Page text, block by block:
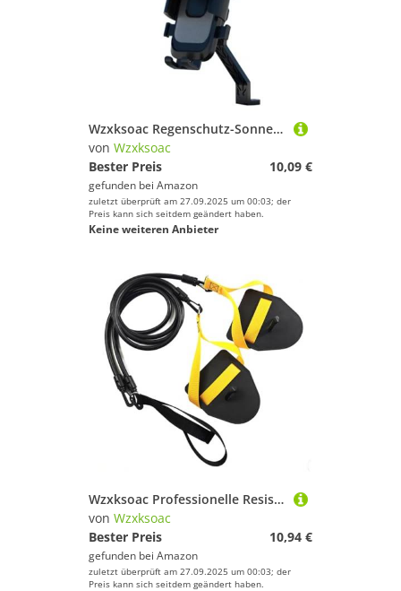
Wzxksoac Regenschutz-Sonnenschutz für Smartphone-Halter 360° Drehung Fahrrad Motorrad Telefon Outdoor Radfahren Navigation Ständer
von Wzxksoac
Bester Preis
10,09 €
gefunden bei Amazon
zuletzt überprüft am 27.09.2025 um 00:03; der
Preis kann sich seitdem geändert haben.
Keine weiteren Anbieter
Wzxksoac Professionelle Resistenz Seilpaddel Von Erwachsenen Kindern. Simulationstraining Gelb 20 Pfund
von Wzxksoac
Bester Preis
10,94 €
gefunden bei Amazon
zuletzt überprüft am 27.09.2025 um 00:03; der
Preis kann sich seitdem geändert haben.